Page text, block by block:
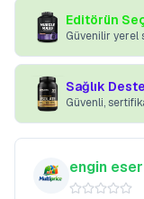
Editörün
Güvenilir yerel
Sağlık
Güvenli,
engin eser